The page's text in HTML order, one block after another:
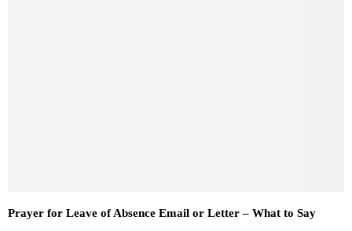
Prayer for Leave of Absence Email or Letter – What to Say